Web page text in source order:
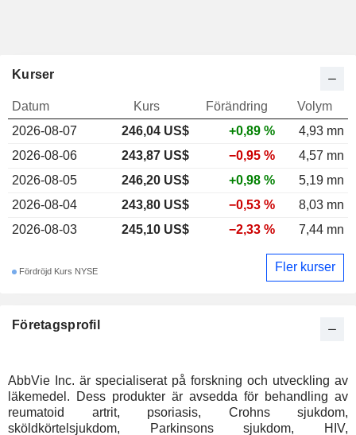
Företagsprofil
AbbVie Inc. är specialiserat på forskning och utveckling av
läkemedel. Dess produkter är avsedda för behandling av
reumatoid artrit, psoriasis, Crohns sjukdom,
sköldkörtelsjukdom, Parkinsons sjukdom, HIV,
Kurser
Datum Kurs Förändring
Volym
2026-08-07
246,04 US$ +0,89 %
4,93 mn
2026-08-06
243,87 US$ −0,95 %
4,57 mn
2026-08-05
246,20 US$ +0,98 %
5,19 mn
2026-08-04
243,80 US$ −0,53 %
8,03 mn
2026-08-03
245,10 US$ −2,33 % 7,44 mn
Fördröjd Kurs NYSE Fler kurser